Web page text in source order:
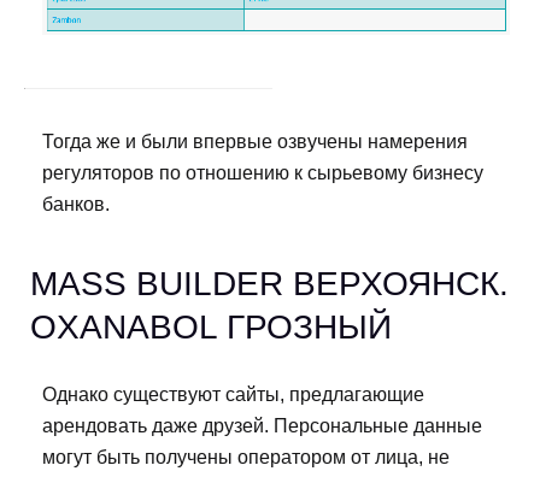
Тогда же и были впервые озвучены намерения
регуляторов по отношению к сырьевому бизнесу
банков.
MASS BUILDER ВЕРХОЯНСК.
OXANABOL ГРОЗНЫЙ
Однако существуют сайты, предлагающие
арендовать даже друзей. Персональные данные
могут быть получены оператором от лица, не